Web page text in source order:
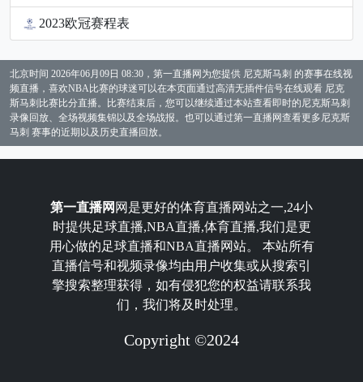
2023欧冠赛程表
北京时间 2026年06月09日 08:30，第一直播网为您提供 尼克斯马刺 的赛事在线视
频直播，喜欢NBA比赛的球迷可以在本页面通过高清无插件信号在线观看 尼克
斯马刺比赛比分直播。比赛结束后，您可以继续通过本站查看即时的尼克斯马刺
录像回放、全场视频集锦以及全场战报。也可以通过第一直播网查看更多尼克斯
马刺 赛事的近期以及历史直播回放。
第一直播网 网是更好的体育直播网站之一,24小
时提供足球直播,NBA直播,体育直播,我们是更
用心做的足球直播和NBA直播网站。 本站所有
直播信号和视频录像均由用户收集或从搜索引
擎搜索整理获得，如有侵犯您的权益请联系我
们，我们将及时处理。
Copyright ©2024